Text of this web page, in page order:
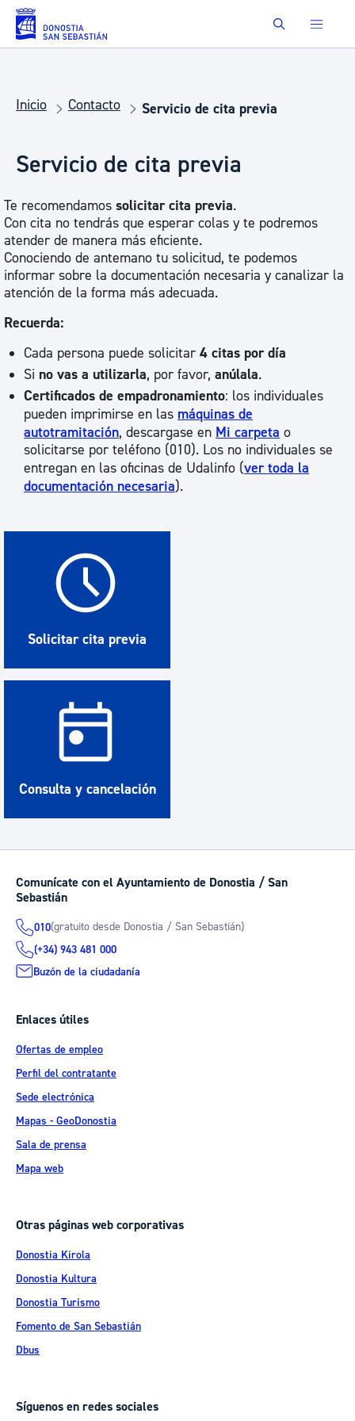
Saltar al contenido principal Buscar
Inicio Contacto Servicio de cita previa
Servicio de cita previa
Te recomendamos solicitar cita previa.
Con cita no tendrás que esperar colas y te podremos
atender de manera más eficiente.
Conociendo de antemano tu solicitud, te podemos
informar sobre la documentación necesaria y canalizar la
atención de la forma más adecuada.
Recuerda:
Cada persona puede solicitar 4 citas por día
Si no vas a utilizarla, por favor, anúlala.
Certificados de empadronamiento: los individuales
pueden imprimirse en las máquinas de
autotramitación, descargase en Mi carpeta o
solicitarse por teléfono (010). Los no individuales se
entregan en las oficinas de Udalinfo (ver toda la
documentación necesaria).
Solicitar cita previa
Consulta y cancelación
Comunícate con el Ayuntamiento de Donostia / San
Sebastián
010(gratuito desde Donostia / San Sebastián)
(+34) 943 481 000
Buzón de la ciudadanía
Enlaces útiles
Ofertas de empleo
Perfil del contratante
Sede electrónica
Mapas - GeoDonostia
Sala de prensa
Mapa web
Otras páginas web corporativas
Donostia Kirola
Donostia Kultura
Donostia Turismo
Fomento de San Sebastián
Dbus
Síguenos en redes sociales